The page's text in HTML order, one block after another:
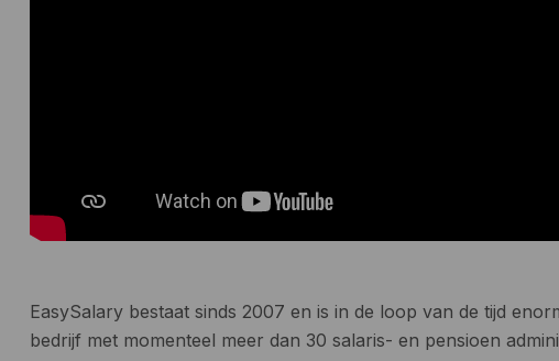
EasySalary bestaat sinds 2007 en is in de loop van de tijd
bedrijf met momenteel meer dan 30 salaris- en pensioen